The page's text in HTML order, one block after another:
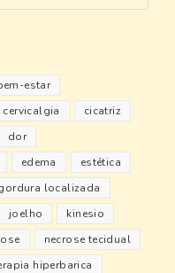
estar
cervicalgia
cicatriz
dor
edema
estética
localizada
joelho
kinesio
necrose tecidual
hiperbarica